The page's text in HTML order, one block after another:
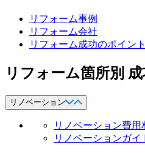
リフォーム事例
リフォーム会社
リフォーム成功のポイント
リフォーム箇所別
リノベーション
リノベーション費用
リノベーションガイ